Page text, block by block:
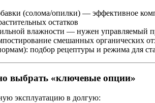
(солома/опилки) — эффективное
остатков
влажности — нужен управляемый
смешанных органических
подбор рецептуры и режима для
выбрать «ключевые опции»
эксплуатацию в долгую: